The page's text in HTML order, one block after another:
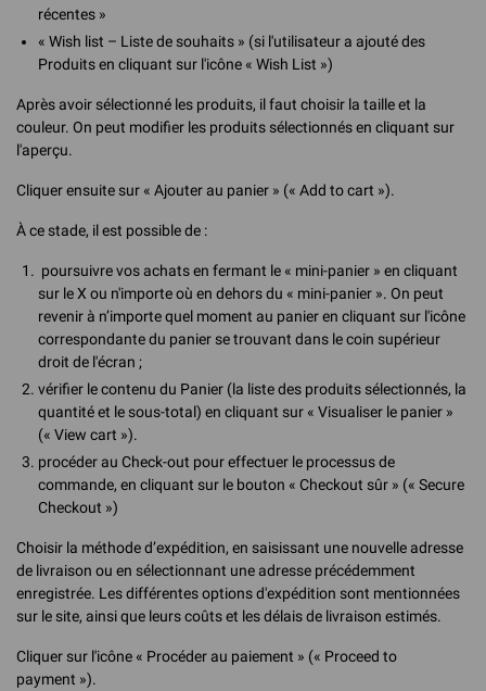
récentes »
« Wish list – Liste de souhaits » (si l'utilisateur a ajouté des
Produits en cliquant sur l'icône « Wish List »)
Après avoir sélectionné les produits, il faut choisir la taille et la
couleur. On peut modifier les produits sélectionnés en cliquant sur
l'aperçu.
Cliquer ensuite sur « Ajouter au panier » (« Add to cart »).
À ce stade, il est possible de :
poursuivre vos achats en fermant le « mini-panier » en cliquant
sur le X ou n'importe où en dehors du « mini-panier ». On peut
revenir à n’importe quel moment au panier en cliquant sur l'icône
correspondante du panier se trouvant dans le coin supérieur
droit de l'écran ;
vérifier le contenu du Panier (la liste des produits sélectionnés, la
quantité et le sous-total) en cliquant sur « Visualiser le panier »
(« View cart »).
procéder au Check-out pour effectuer le processus de
commande, en cliquant sur le bouton « Checkout sûr » (« Secure
Checkout »)
Choisir la méthode d’expédition, en saisissant une nouvelle adresse
de livraison ou en sélectionnant une adresse précédemment
enregistrée. Les différentes options d'expédition sont mentionnées
sur le site, ainsi que leurs coûts et les délais de livraison estimés.
Cliquer sur l'icône « Procéder au paiement » (« Proceed to
payment »).